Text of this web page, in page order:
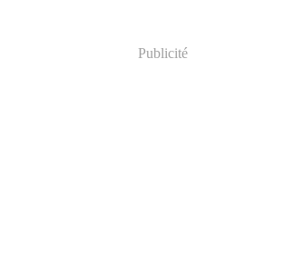
Publicité